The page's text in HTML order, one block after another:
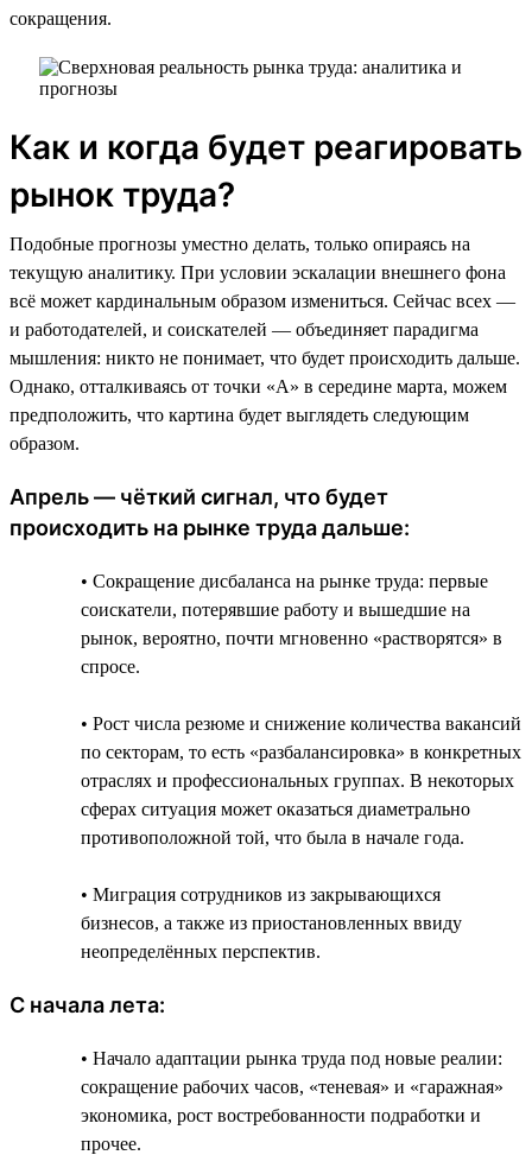
сокращения.
Как и когда будет реагировать
рынок труда?
Подобные прогнозы уместно делать, только опираясь на
текущую аналитику. При условии эскалации внешнего фона
всё может кардинальным образом измениться. Сейчас всех —
и работодателей, и соискателей — объединяет парадигма
мышления: никто не понимает, что будет происходить дальше.
Однако, отталкиваясь от точки «А» в середине марта, можем
предположить, что картина будет выглядеть следующим
образом.
Апрель — чёткий сигнал, что будет
происходить на рынке труда дальше:
• Сокращение дисбаланса на рынке труда: первые
соискатели, потерявшие работу и вышедшие на
рынок, вероятно, почти мгновенно «растворятся» в
спросе.
• Рост числа резюме и снижение количества вакансий
по секторам, то есть «разбалансировка» в конкретных
отраслях и профессиональных группах. В некоторых
сферах ситуация может оказаться диаметрально
противоположной той, что была в начале года.
• Миграция сотрудников из закрывающихся
бизнесов, а также из приостановленных ввиду
неопределённых перспектив.
С начала лета:
• Начало адаптации рынка труда под новые реалии:
сокращение рабочих часов, «теневая» и «гаражная»
экономика, рост востребованности подработки и
прочее.